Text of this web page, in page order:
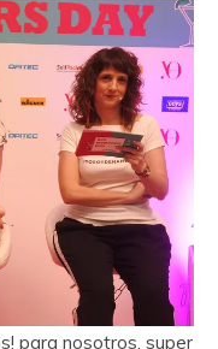
para nosotros, super